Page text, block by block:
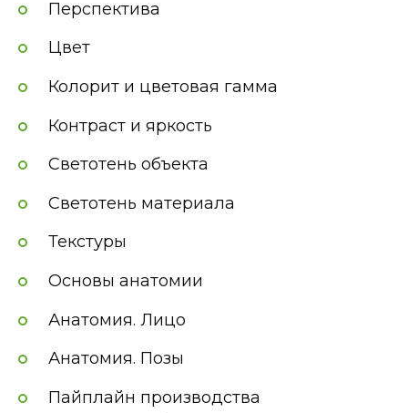
Перспектива
Цвет
Колорит и цветовая гамма
Контраст и яркость
Светотень объекта
Светотень материала
Текстуры
Основы анатомии
Анатомия. Лицо
Анатомия. Позы
Пайплайн производства